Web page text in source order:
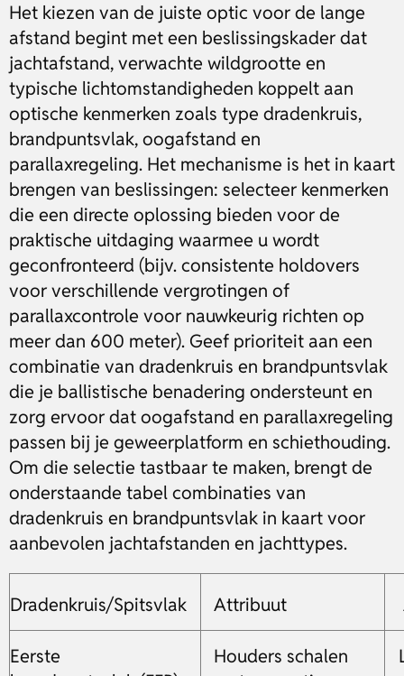
Het kiezen van de juiste optic voor de lange
afstand begint met een beslissingskader dat
jachtafstand, verwachte wildgrootte en
typische lichtomstandigheden koppelt aan
optische kenmerken zoals type dradenkruis,
brandpuntsvlak, oogafstand en
parallaxregeling. Het mechanisme is het in kaart
brengen van beslissingen: selecteer kenmerken
die een directe oplossing bieden voor de
praktische uitdaging waarmee u wordt
geconfronteerd (bijv. consistente holdovers
voor verschillende vergrotingen of
parallaxcontrole voor nauwkeurig richten op
meer dan 600 meter). Geef prioriteit aan een
combinatie van dradenkruis en brandpuntsvlak
die je ballistische benadering ondersteunt en
zorg ervoor dat oogafstand en parallaxregeling
passen bij je geweerplatform en schiethouding.
Om die selectie tastbaar te maken, brengt de
onderstaande tabel combinaties van
dradenkruis en brandpuntsvlak in kaart voor
aanbevolen jachtafstanden en jachttypes.
Dradenkruis/Spitsvlak Attribuut
Eerste
Houders schalen